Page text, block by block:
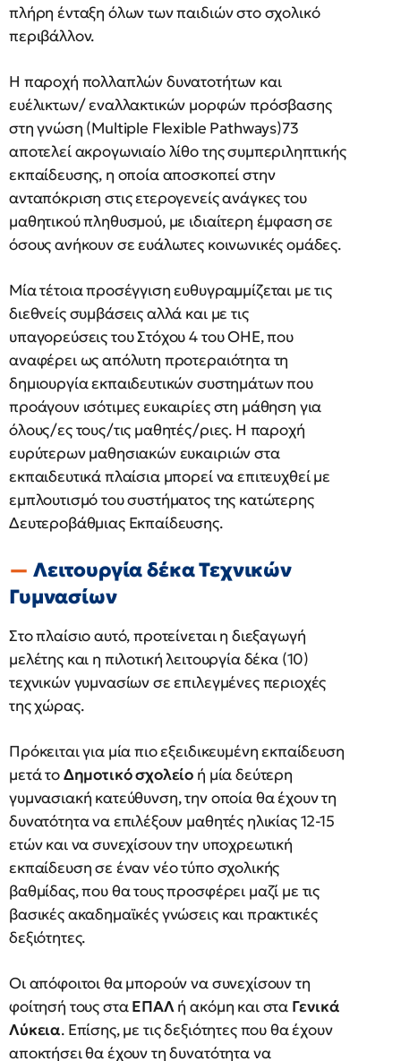
πλήρη ένταξη όλων των παιδιών στο σχολικό
περιβάλλον.
Η παροχή πολλαπλών δυνατοτήτων και
ευέλικτων/ εναλλακτικών μορφών πρόσβασης
στη γνώση (Multiple Flexible Pathways)73
αποτελεί ακρογωνιαίο λίθο της συμπεριληπτικής
εκπαίδευσης, η οποία αποσκοπεί στην
ανταπόκριση στις ετερογενείς ανάγκες του
μαθητικού πληθυσμού, με ιδιαίτερη έμφαση σε
όσους ανήκουν σε ευάλωτες κοινωνικές ομάδες.
Μία τέτοια προσέγγιση ευθυγραμμίζεται με τις
διεθνείς συμβάσεις αλλά και με τις
υπαγορεύσεις του Στόχου 4 του ΟΗΕ, που
αναφέρει ως απόλυτη προτεραιότητα τη
δημιουργία εκπαιδευτικών συστημάτων που
προάγουν ισότιμες ευκαιρίες στη μάθηση για
όλους/ες τους/τις μαθητές/ριες. H παροχή
ευρύτερων μαθησιακών ευκαιριών στα
εκπαιδευτικά πλαίσια μπορεί να επιτευχθεί με
εμπλουτισμό του συστήματος της κατώτερης
Δευτεροβάθμιας Εκπαίδευσης.
Λειτουργία δέκα Τεχνικών
Γυμνασίων
Στο πλαίσιο αυτό, προτείνεται η διεξαγωγή
μελέτης και η πιλοτική λειτουργία δέκα (10)
τεχνικών γυμνασίων σε επιλεγμένες περιοχές
της χώρας.
Πρόκειται για μία πιο εξειδικευμένη εκπαίδευση
μετά τοΔημοτικό σχολείο ή μία δεύτερη
γυμνασιακή κατεύθυνση, την οποία θα έχουν τη
δυνατότητα να επιλέξουν μαθητές ηλικίας 12-15
ετών και να συνεχίσουν την υποχρεωτική
εκπαίδευση σε έναν νέο τύπο σχολικής
βαθμίδας, που θα τους προσφέρει μαζί με τις
βασικές ακαδημαϊκές γνώσεις και πρακτικές
δεξιότητες.
Οι απόφοιτοι θα μπορούν να συνεχίσουν τη
φοίτησή τους σταΕΠΑΛή ακόμη και στα Γενικά
Λύκεια. Επίσης, με τις δεξιότητες που θα έχουν
αποκτήσει θα έχουν τη δυνατότητα να